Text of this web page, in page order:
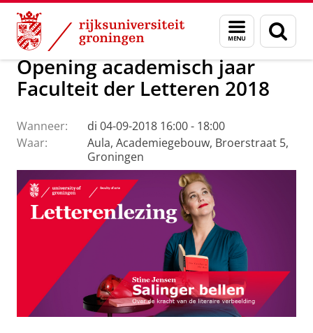
Skip
Content
Skip
Navigation
Menu
en
zoeken
Over ons Actueel Evenementen
Opening academisch jaar
Faculteit der Letteren 2018
Wanneer:
di 04-09-2018 16:00 - 18:00
Waar:
Aula, Academiegebouw, Broerstraat 5,
Groningen